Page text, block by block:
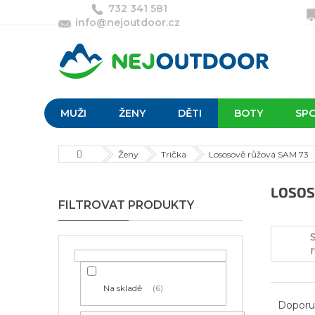
732 341 581
info@nejoutdoor.cz
MUŽI ŽENY DĚTI BOTY
DomůŽeny Trička Lososově růžová SAM 73
o
s
t
Na skladě 6